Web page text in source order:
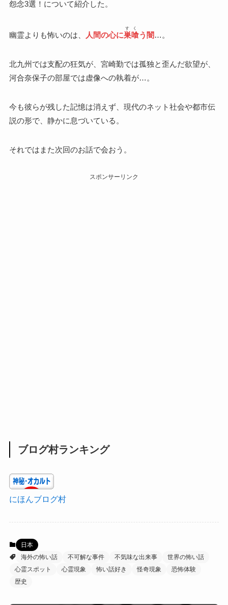
怨念3選！について紹介した。
幽霊よりも怖いのは、 人間の心に巣喰
すく
う闇 …。
北九州では支配の狂気が、宮崎勤では孤独と歪んだ欲望が、
河合奈保子の部屋では虚像への執着が…。
今も彼らが残した記憶は消えず、現代のネット社会や都市伝
説の形で、静かに息づいている。
それではまた次回のお話で会おう。
スポンサーリンク
ブログ村ランキング
にほんブログ村
日本
海外の怖い話
不可解な事件 不気味な出来事
世界の怖い話
心霊スポット
心霊現象 怖い話好き 怪奇現象
恐怖体験
歴史